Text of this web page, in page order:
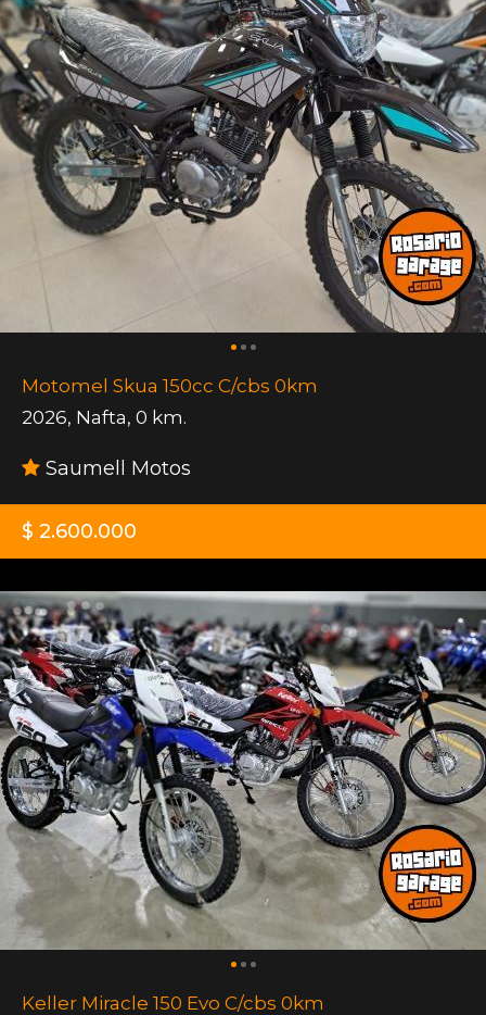
Motomel Skua 150cc C/cbs 0km
2026, Nafta, 0 km.
Saumell Motos
$ 2.600.000
Keller Miracle 150 Evo C/cbs 0km